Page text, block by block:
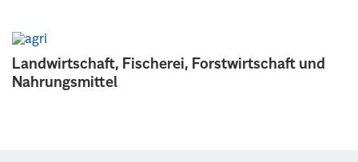
Landwirtschaft, Fischerei, Forstwirtschaft und
Nahrungsmittel